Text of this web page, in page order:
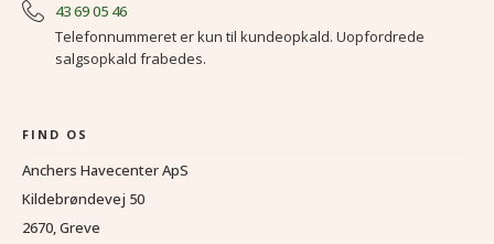
43 69 05 46
Telefonnummeret er kun til kundeopkald. Uopfordrede
salgsopkald frabedes.
FIND OS
Anchers Havecenter ApS
Kildebrøndevej 50
2670, Greve